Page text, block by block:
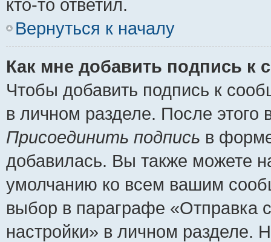
кто-то ответил.
Вернуться к началу
Как мне добавить подпись к
Чтобы добавить подпись к
в личном разделе. После
Присоединить подпись в
добавилась. Вы также можете
умолчанию ко всем вашим
выбор в параграфе «Отправка
настройки» в личном разделе.